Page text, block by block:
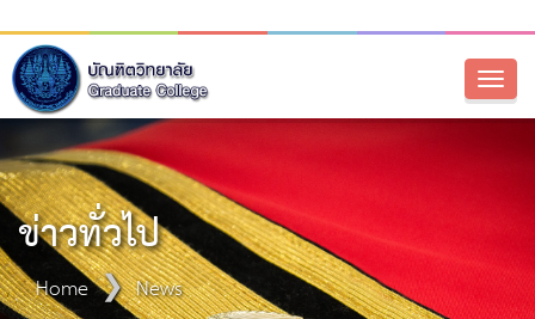
ข่าวทั่วไป
Home News